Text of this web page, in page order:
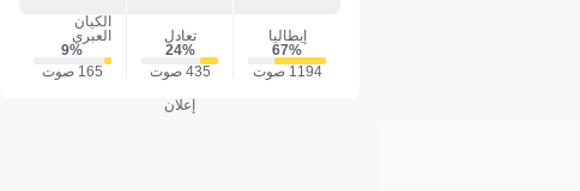
إيطاليا
67‎%‎
1194 صوت
تعادل
24‎%‎
435 صوت
الكيان
العبري
9‎%‎
165 صوت
إعلان